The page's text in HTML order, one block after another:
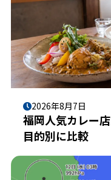
2026年8月7日
福岡人気カレー
目的別に比較